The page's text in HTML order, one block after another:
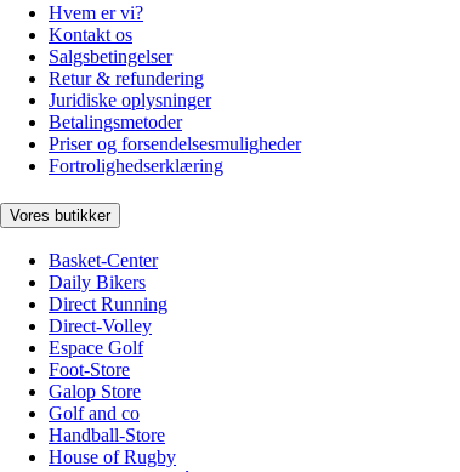
Hvem er vi?
Kontakt os
Salgsbetingelser
Retur & refundering
Juridiske oplysninger
Betalingsmetoder
Priser og forsendelsesmuligheder
Fortrolighedserklæring
Vores butikker
Basket-Center
Daily Bikers
Direct Running
Direct-Volley
Espace Golf
Foot-Store
Galop Store
Golf and co
Handball-Store
House of Rugby